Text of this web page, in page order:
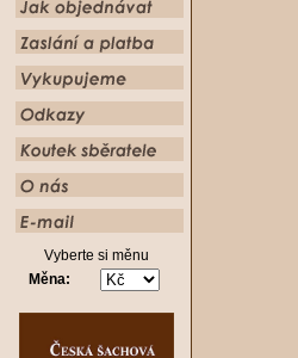
Vyberte si měnu
Měna: